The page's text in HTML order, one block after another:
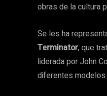
obras de la cultura
Se les ha
Terminator, que
liderada por John
diferentes modelos